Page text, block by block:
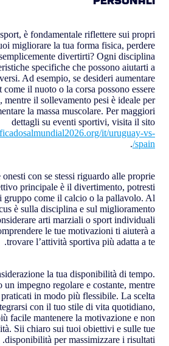
è fondamentale riflettere sui propri
migliorare la tua forma fisica, perdere
divertirti? Ogni disciplina
specifiche che possono aiutarti a
Ad esempio, se desideri aumentare
come il nuoto o la corsa possono essere
mentre il sollevamento pesi è ideale per
la massa muscolare. Per maggiori
dettagli su eventi sportivi, visita il sito
it/uruguay-vs-
spain/
.
onesti con se stessi riguardo alle proprie
principale è il divertimento, potresti
gruppo come il calcio o la pallavolo. Al
è sulla disciplina e sul miglioramento
arti marziali o sport individuali
le tue motivazioni ti aiuterà a
trovare l’attività sportiva più adatta a te.
la tua disponibilità di tempo.
un impegno regolare e costante, mentre
praticati in modo più flessibile. La scelta
con il tuo stile di vita quotidiano,
facile mantenere la motivazione e non
Sii chiaro sui tuoi obiettivi e sulle tue
disponibilità per massimizzare i risultati.